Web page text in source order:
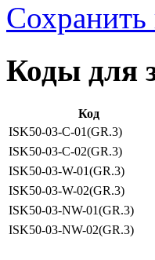
Сохранить
Коды для
Код
ISK50-03-C-01(GR.3)
ISK50-03-C-02(GR.3)
ISK50-03-W-01(GR.3)
ISK50-03-W-02(GR.3)
ISK50-03-NW-01(GR.3)
ISK50-03-NW-02(GR.3)